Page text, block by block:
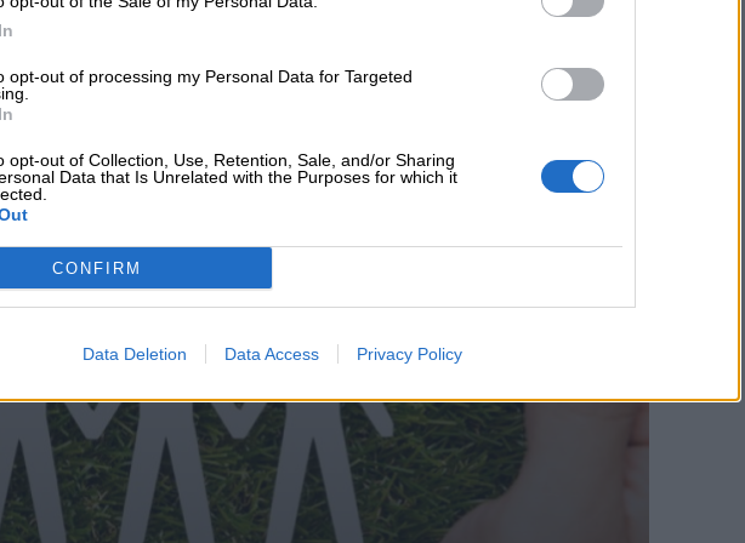
opt-out of processing my Personal Data for Targeted
opt-out of Collection, Use, Retention, Sale, and/or Sharing
Data that Is Unrelated with the Purposes for which it
CONFIRM
Data Deletion Data Access Privacy Policy
ροή